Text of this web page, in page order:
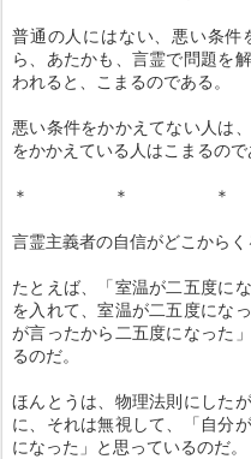
普通の人にはない、悪い条
ら、あたかも、言霊で問題を
われると、こまるのである。
悪い条件をかかえてない人は
をかかえている人はこまるので
＊ ＊ ＊
言霊主義者の自信がどこからく
たとえば、「室温が二五度に
を入れて、室温が二五度にな
が言ったから二五度になった
るのだ。
ほんとうは、物理法則にした
に、それは無視して、「自分
になった」と思っているのだ。